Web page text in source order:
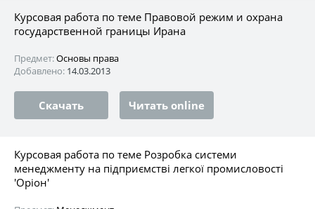
Курсовая работа по теме Правовой режим и охрана
государственной границы Ирана
Предмет:Основы права
Добавлено: 14.03.2013
Скачать Читать online
Курсовая работа по теме Розробка системи
менеджменту на підприємстві легкої промисловості
'Оріон'